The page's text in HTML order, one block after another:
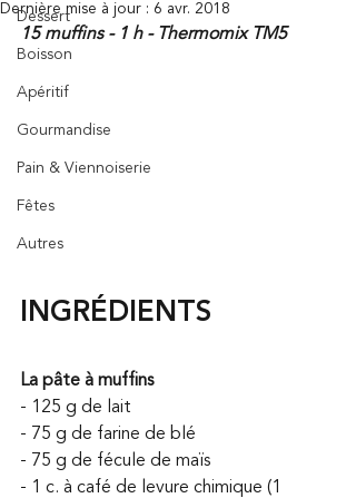
Dessert
Boisson
Apéritif
Gourmandise
Pain & Viennoiserie
Fêtes
Autres
Dernière mise à jour : 6 avr. 2018
15 muffins - 1 h - Thermomix TM5
INGRÉDIENTS
La pâte à muffins
- 125 g de lait
- 75 g de farine de blé
- 75 g de fécule de maïs
- 1 c. à café de levure chimique (1